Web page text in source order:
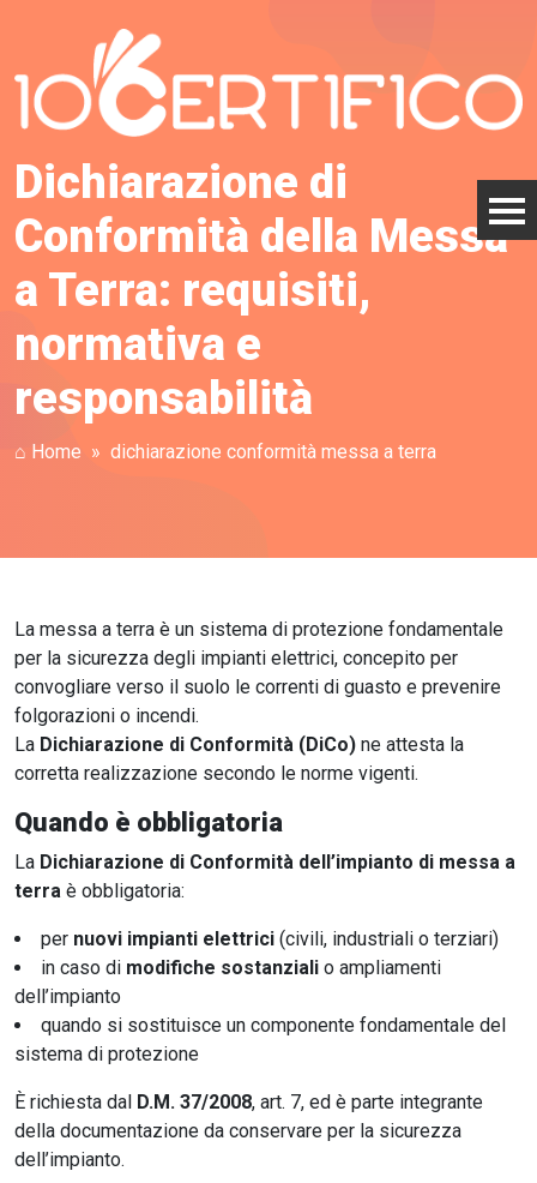
Dichiarazione di
Conformità della Messa
a Terra: requisiti,
normativa e
responsabilità
⌂ Home dichiarazione conformità messa a terra
La messa a terra è un sistema di protezione fondamentale
per la sicurezza degli impianti elettrici, concepito per
convogliare verso il suolo le correnti di guasto e prevenire
folgorazioni o incendi.
La Dichiarazione di Conformità (DiCo) ne attesta la
corretta realizzazione secondo le norme vigenti.
Quando è obbligatoria
La Dichiarazione di Conformità dell’impianto di messa a
terra è obbligatoria:
per nuovi impianti elettrici (civili, industriali o terziari)
in caso di modifiche sostanziali o ampliamenti
dell’impianto
quando si sostituisce un componente fondamentale del
sistema di protezione
È richiesta dal D.M. 37/2008, art. 7, ed è parte integrante
della documentazione da conservare per la sicurezza
dell’impianto.